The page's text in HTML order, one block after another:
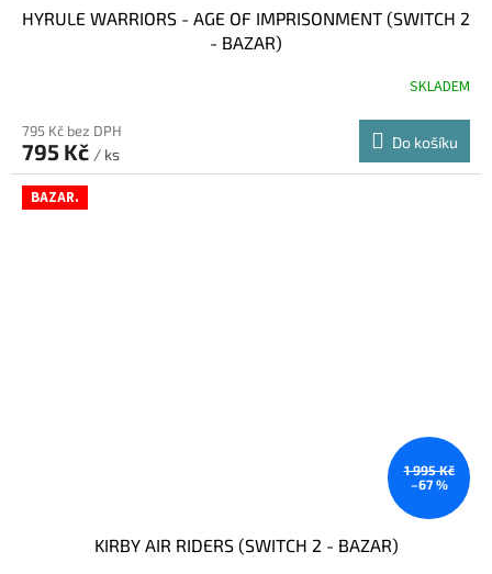
HYRULE WARRIORS - AGE OF IMPRISONMENT (SWITCH 2
- BAZAR)
SKLADEM
795 Kč bez DPH
795 Kč / ks
Do košíku
BAZAR.
1 995 Kč
–67 %
KIRBY AIR RIDERS (SWITCH 2 - BAZAR)